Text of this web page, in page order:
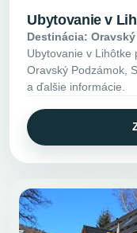
Ubytovanie v
Destinácia:
Ubytovanie v Lihôtke
Oravský Podzámok,
a ďalšie informácie.